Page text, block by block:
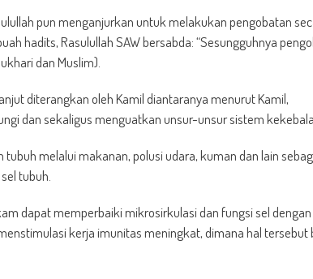
pun menganjurkan untuk melakukan pengobatan
hadits, Rasulullah SAW bersabda: “Sesungguhnya
dan Muslim).
diterangkan oleh Kamil diantaranya menurut Kamil,
dan sekaligus menguatkan unsur-unsur sistem
melalui makanan, polusi udara, kuman dan lain
tubuh.
dapat memperbaiki mikrosirkulasi dan fungsi sel
kerja imunitas meningkat, dimana hal